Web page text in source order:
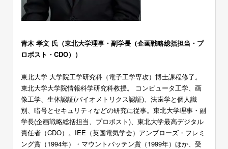
青木 孝文 氏（東北大学理事・副学長（企画戦略総括担当・プ
ロボスト・CDO））
東北大学 大学院工学研究科（電子工学専攻）博士課程修了。
東北大学大学院情報科学研究科教授。 コンピュータ工学、画
像工学、生体認証(バイオメトリクス認証)、法歯学と個人識
別、暗号とセキュリティなどの研究に従事。東北大学理事・副
学長(企画戦略総括担当、プロボスト)、東北大学最高デジタル
責任者（CDO）。IEE（英国電気学会）アンブローズ・フレミ
ング賞（1994年）・マウントバッテン賞（1999年）ほか、受